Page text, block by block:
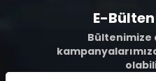
E-
Bültenimize